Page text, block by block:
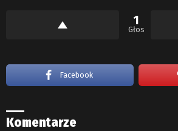
1
Głos
Facebook
Komentarze